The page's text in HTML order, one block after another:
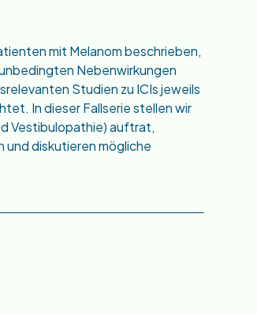
mit Melanom beschrieben,
Nebenwirkungen
Studien zu ICIs jeweils
In dieser Fallserie stellen wir
Vestibulopathie) auftrat,
und diskutieren mögliche